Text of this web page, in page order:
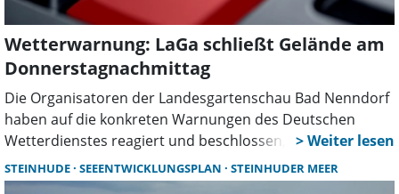
Wetterwarnung: LaGa schließt Gelände am
Donnerstagnachmittag
Die Organisatoren der Landesgartenschau Bad Nenndorf
haben auf die konkreten Warnungen des Deutschen
Wetterdienstes reagiert und beschlossen, das Gelände
am heutigen Donnerstag, dem 30. Juli 2026, um 15 Uhr zu
schließen.
STEINHUDE SEEENTWICKLUNGSPLAN STEINHUDER MEER